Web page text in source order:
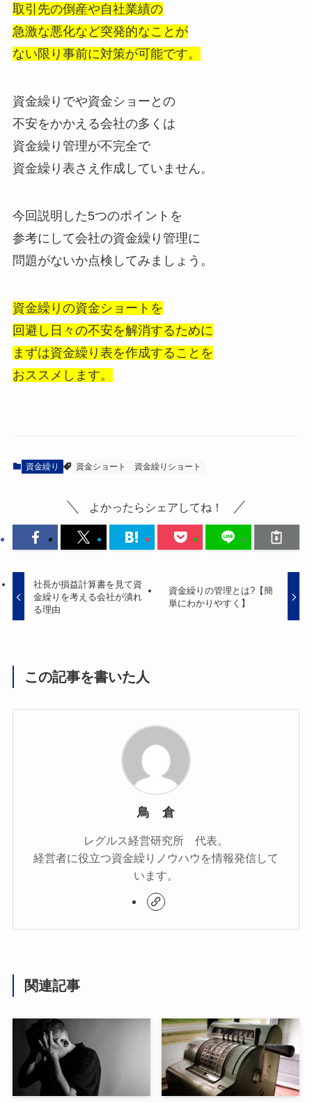
取引先の倒産や自社業績の
急激な悪化など突発的なことが
ない限り事前に対策が可能です。
資金繰りでや資金ショーとの
不安をかかえる会社の多くは
資金繰り管理が不完全で
資金繰り表さえ作成していません。
今回説明した5つのポイントを
参考にして会社の資金繰り管理に
問題がないか点検してみましょう。
資金繰りの資金ショートを
回避し日々の不安を解消するために
まずは資金繰り表を作成することを
おススメします。
資金繰り 資金ショート 資金繰りショート
よかったらシェアしてね！
社長が損益計算書を見て資
金繰りを考える会社が潰れ
る理由
資金繰りの管理とは?【簡
単にわかりやすく】
この記事を書いた人
鳥 倉
レグルス経営研究所 代表。
経営者に役立つ資金繰りノウハウを情報発信して
います。
関連記事